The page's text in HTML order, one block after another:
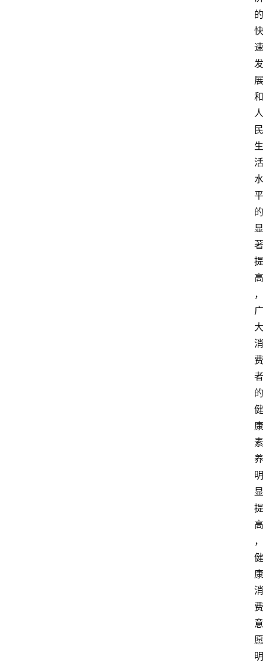
的
快
速
发
展
和
人
民
生
活
水
平
的
显
著
提
高
，
广
大
消
费
者
的
健
康
素
养
明
显
提
高
，
健
康
消
费
意
愿
明